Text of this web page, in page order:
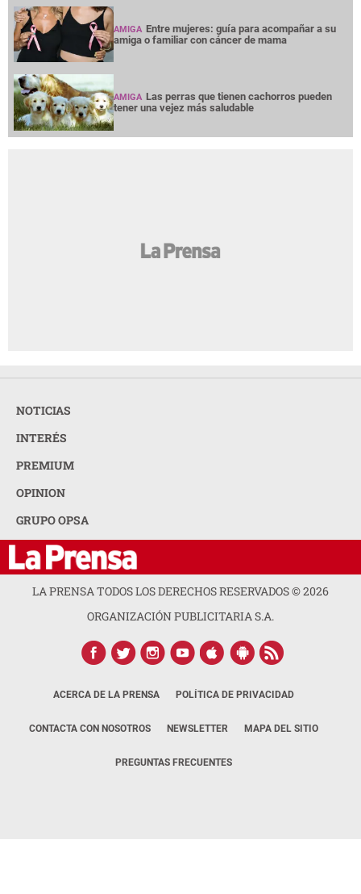
AMIGA Entre mujeres: guía para acompañar a su
amiga o familiar con cáncer de mama
AMIGA Las perras que tienen cachorros pueden
tener una vejez más saludable
NOTICIAS
INTERÉS
PREMIUM
OPINION
GRUPO OPSA
LA PRENSA TODOS LOS DERECHOS RESERVADOS ©2026
ORGANIZACIÓN PUBLICITARIA S.A.
ACERCA DE LA PRENSA POLÍTICA DE PRIVACIDAD
CONTACTA CON NOSOTROS NEWSLETTER MAPA DEL SITIO
PREGUNTAS FRECUENTES